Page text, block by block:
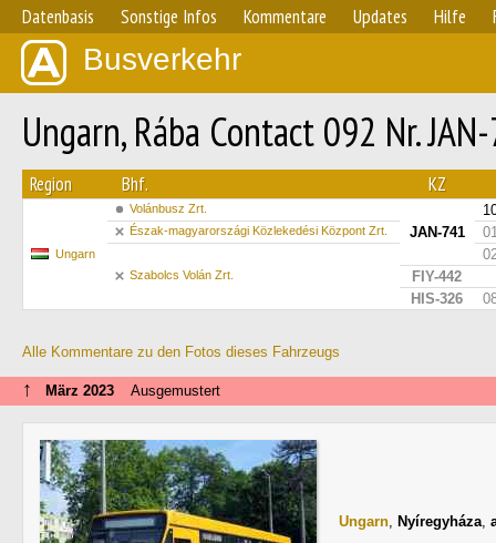
Datenbasis Sonstige Infos Kommentare Updates Hilfe
Busverkehr
Ungarn, Rába Contact 092 Nr.
Region Bhf. KZ
Ungarn
Volánbusz Zrt.
JAN-741
Észak-magyarországi Közlekedési Központ Zrt.
Szabolcs Volán Zrt.
FIY-442
HIS-326
Alle Kommentare zu den Fotos dieses Fahrzeugs
↑ März 2023 Ausgemustert
Ungarn, Nyíregyháza,